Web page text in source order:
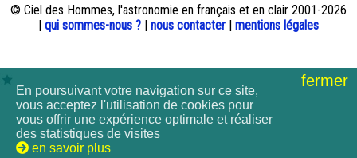
© Ciel des Hommes, l'astronomie en français et en clair 2001-2026
| qui sommes-nous ? | nous contacter | mentions légales
fermer
En poursuivant votre navigation sur ce site,
vous acceptez l'utilisation de cookies pour
vous offrir une expérience optimale et réaliser
des statistiques de visites
en savoir plus